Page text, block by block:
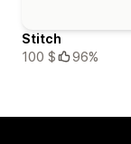
Stitch
100 $
96%